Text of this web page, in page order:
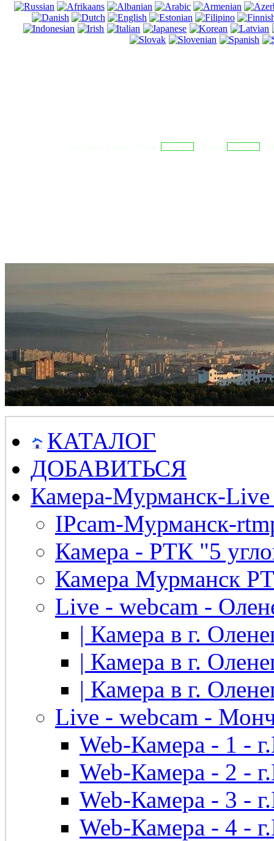
КАТАЛОГ
ДОБАВИТЬСЯ
Камера-Мурманск-
IPcam-Мурманск-
Камера - РТК "5
Камера Мурманск
Live - webcam -
| Камера в г.
| Камера в г.
| Камера в г.
Live - webcam -
Web-Камера - 1 -
Web-Камера - 2 -
Web-Камера - 3 -
Web-Камера - 4 -